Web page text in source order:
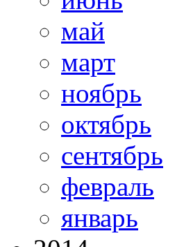
май
март
ноябрь
октябрь
сентябрь
февраль
январь